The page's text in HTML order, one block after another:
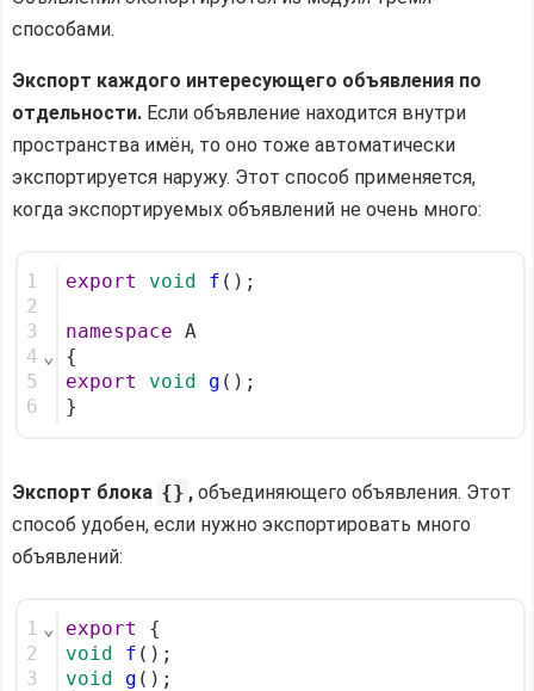
способами.
Экспорт каждого интересующего объявления по
отдельности. Если объявление находится внутри
пространства имён, то оно тоже автоматически
экспортируется наружу. Этот способ применяется,
когда экспортируемых объявлений не очень много:
1
2
3
4
5
6
⌄
export void f ();
namespace A
{
export
void g ();
}
Экспорт блока {} , объединяющего объявления. Этот
способ удобен, если нужно экспортировать много
объявлений:
1
2
3
⌄ export
{
void
f ();
void
g ();